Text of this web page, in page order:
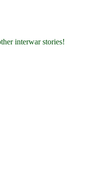
interwar stories!